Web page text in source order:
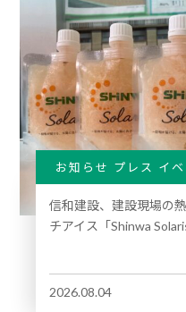
お知らせ プレス イ
信和建設、建設現場の
チアイス「Shinwa
2026.08.04